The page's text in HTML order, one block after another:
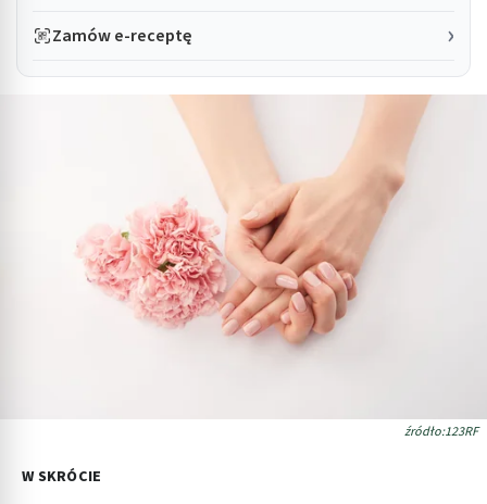
Zamów e-receptę
źródło:123RF
W SKRÓCIE